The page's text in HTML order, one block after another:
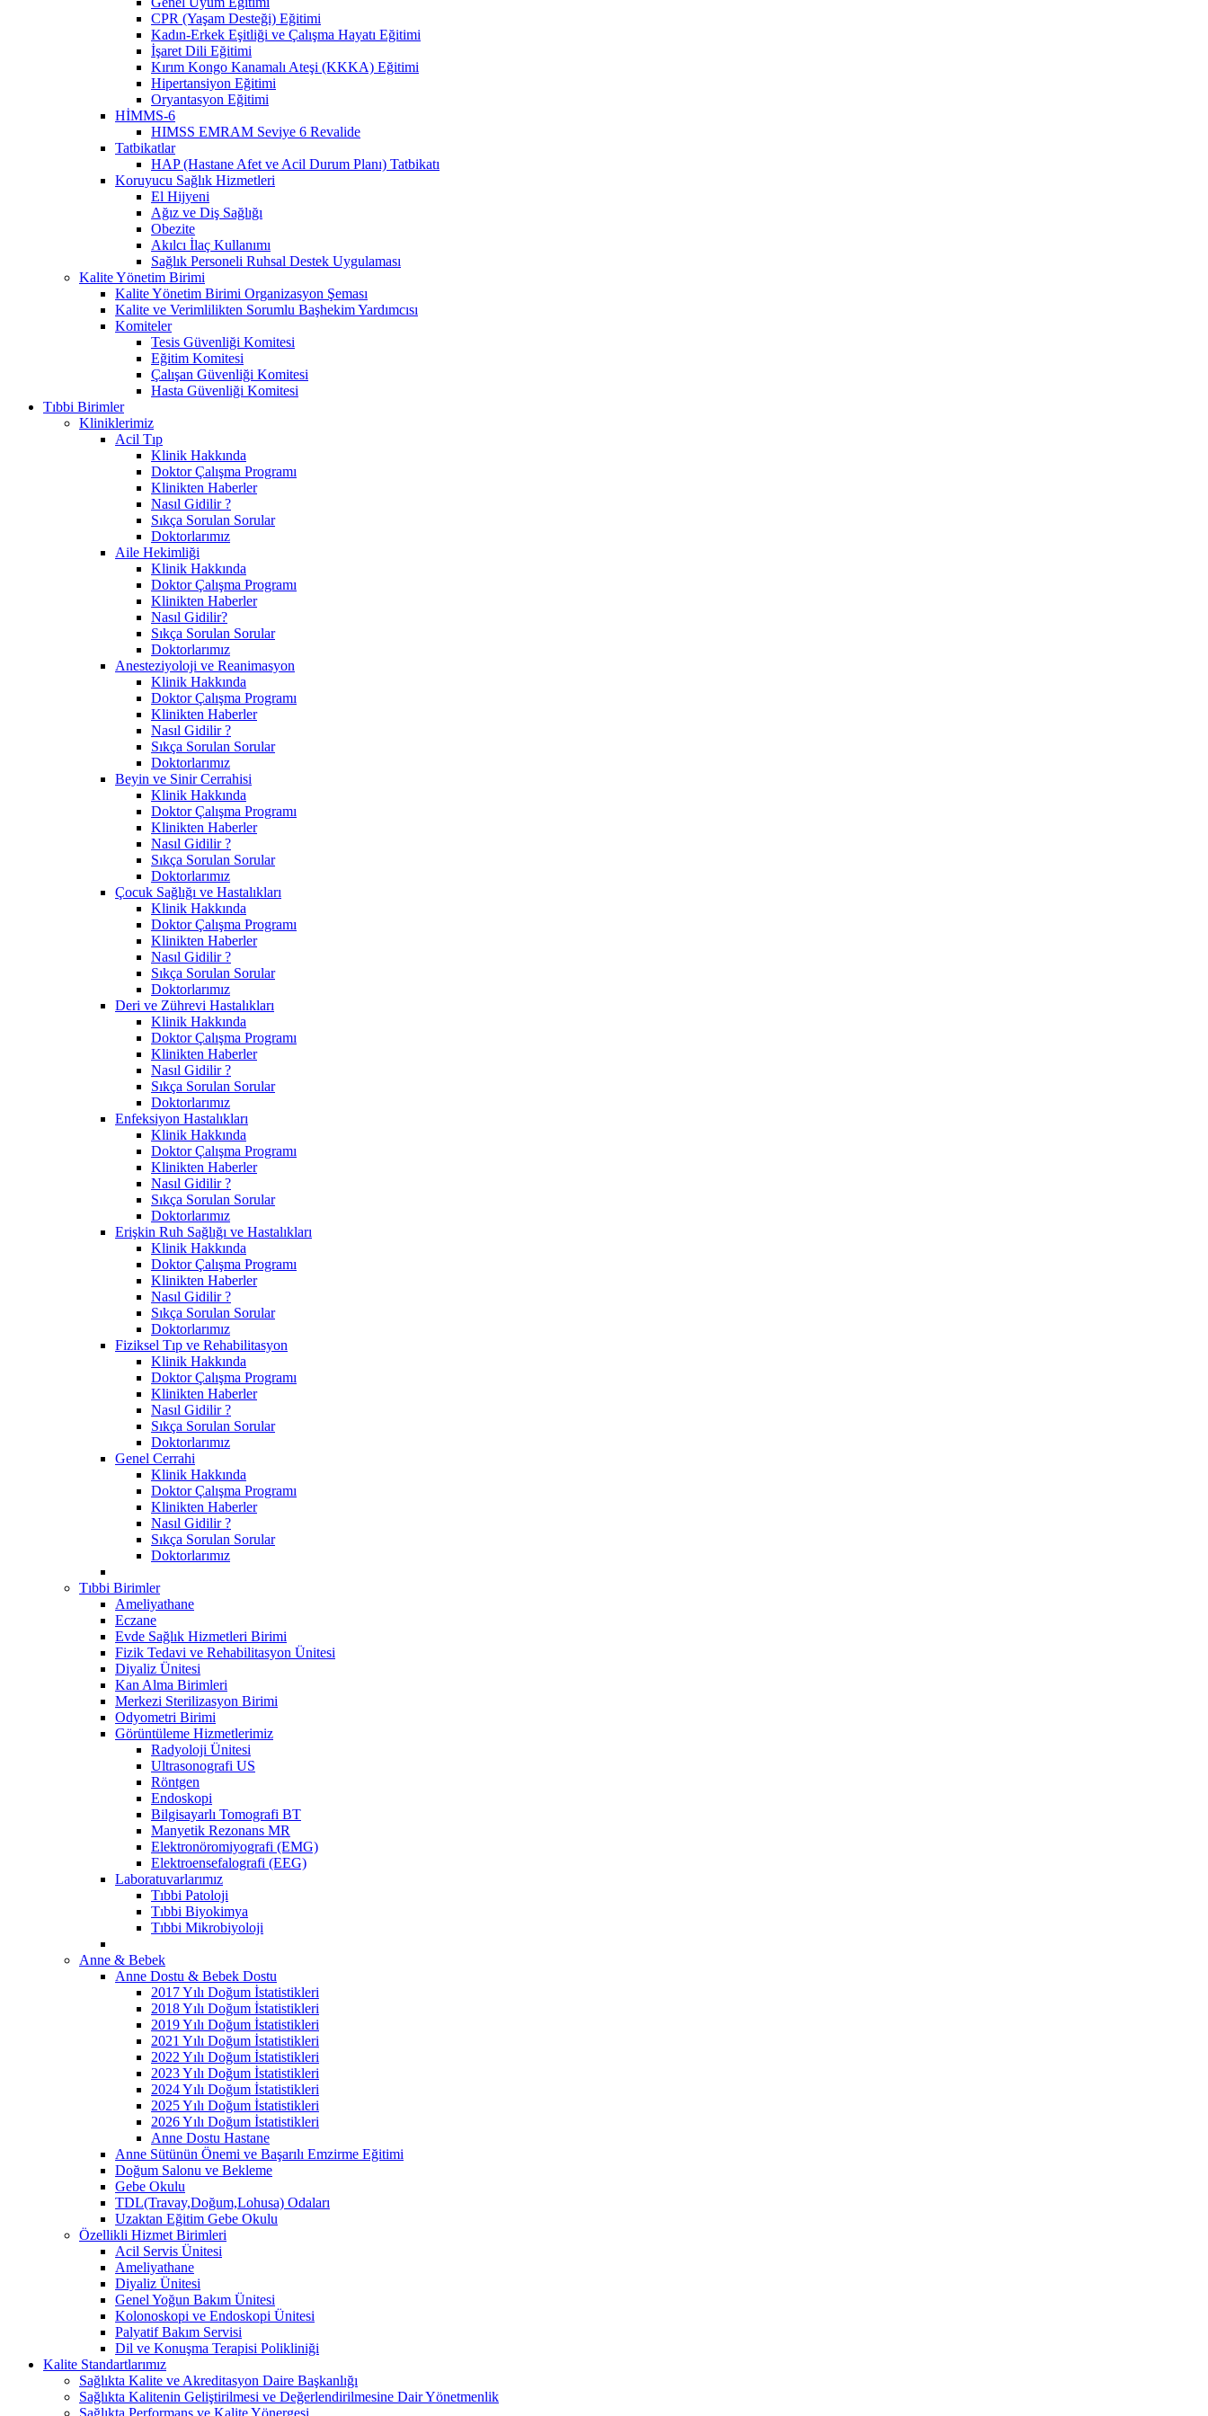
CPR (Yaşam Desteği) Eğitimi
Kadın-Erkek Eşitliği ve Çalışma Hayatı Eğitimi
İşaret Dili Eğitimi
Kırım Kongo Kanamalı Ateşi (KKKA) Eğitimi
Hipertansiyon Eğitimi
Oryantasyon Eğitimi
HİMMS-6
HIMSS EMRAM Seviye 6 Revalide
Tatbikatlar
HAP (Hastane Afet ve Acil Durum Planı) Tatbikatı
Koruyucu Sağlık Hizmetleri
El Hijyeni
Ağız ve Diş Sağlığı
Obezite
Akılcı İlaç Kullanımı
Sağlık Personeli Ruhsal Destek Uygulaması
Kalite Yönetim Birimi
Kalite Yönetim Birimi Organizasyon Şeması
Kalite ve Verimlilikten Sorumlu Başhekim Yardımcısı
Komiteler
Tesis Güvenliği Komitesi
Eğitim Komitesi
Çalışan Güvenliği Komitesi
Hasta Güvenliği Komitesi
Tıbbi Birimler
Kliniklerimiz
Acil Tıp
Klinik Hakkında
Doktor Çalışma Programı
Klinikten Haberler
Nasıl Gidilir ?
Sıkça Sorulan Sorular
Doktorlarımız
Aile Hekimliği
Klinik Hakkında
Doktor Çalışma Programı
Klinikten Haberler
Nasıl Gidilir?
Sıkça Sorulan Sorular
Doktorlarımız
Anesteziyoloji ve Reanimasyon
Klinik Hakkında
Doktor Çalışma Programı
Klinikten Haberler
Nasıl Gidilir ?
Sıkça Sorulan Sorular
Doktorlarımız
Beyin ve Sinir Cerrahisi
Klinik Hakkında
Doktor Çalışma Programı
Klinikten Haberler
Nasıl Gidilir ?
Sıkça Sorulan Sorular
Doktorlarımız
Çocuk Sağlığı ve Hastalıkları
Klinik Hakkında
Doktor Çalışma Programı
Klinikten Haberler
Nasıl Gidilir ?
Sıkça Sorulan Sorular
Doktorlarımız
Deri ve Zührevi Hastalıkları
Klinik Hakkında
Doktor Çalışma Programı
Klinikten Haberler
Nasıl Gidilir ?
Sıkça Sorulan Sorular
Doktorlarımız
Enfeksiyon Hastalıkları
Klinik Hakkında
Doktor Çalışma Programı
Klinikten Haberler
Nasıl Gidilir ?
Sıkça Sorulan Sorular
Doktorlarımız
Erişkin Ruh Sağlığı ve Hastalıkları
Klinik Hakkında
Doktor Çalışma Programı
Klinikten Haberler
Nasıl Gidilir ?
Sıkça Sorulan Sorular
Doktorlarımız
Fiziksel Tıp ve Rehabilitasyon
Klinik Hakkında
Doktor Çalışma Programı
Klinikten Haberler
Nasıl Gidilir ?
Sıkça Sorulan Sorular
Doktorlarımız
Genel Cerrahi
Klinik Hakkında
Doktor Çalışma Programı
Klinikten Haberler
Nasıl Gidilir ?
Sıkça Sorulan Sorular
Doktorlarımız
Tıbbi Birimler
Ameliyathane
Eczane
Evde Sağlık Hizmetleri Birimi
Fizik Tedavi ve Rehabilitasyon Ünitesi
Diyaliz Ünitesi
Kan Alma Birimleri
Merkezi Sterilizasyon Birimi
Odyometri Birimi
Görüntüleme Hizmetlerimiz
Radyoloji Ünitesi
Ultrasonografi US
Röntgen
Endoskopi
Bilgisayarlı Tomografi BT
Manyetik Rezonans MR
Elektronöromiyografi (EMG)
Elektroensefalografi (EEG)
Laboratuvarlarımız
Tıbbi Patoloji
Tıbbi Biyokimya
Tıbbi Mikrobiyoloji
Anne & Bebek
Anne Dostu & Bebek Dostu
2017 Yılı Doğum İstatistikleri
2018 Yılı Doğum İstatistikleri
2019 Yılı Doğum İstatistikleri
2021 Yılı Doğum İstatistikleri
2022 Yılı Doğum İstatistikleri
2023 Yılı Doğum İstatistikleri
2024 Yılı Doğum İstatistikleri
2025 Yılı Doğum İstatistikleri
2026 Yılı Doğum İstatistikleri
Anne Dostu Hastane
Anne Sütünün Önemi ve Başarılı Emzirme Eğitimi
Doğum Salonu ve Bekleme
Gebe Okulu
TDL(Travay,Doğum,Lohusa) Odaları
Uzaktan Eğitim Gebe Okulu
Özellikli Hizmet Birimleri
Acil Servis Ünitesi
Ameliyathane
Diyaliz Ünitesi
Genel Yoğun Bakım Ünitesi
Kolonoskopi ve Endoskopi Ünitesi
Palyatif Bakım Servisi
Dil ve Konuşma Terapisi Polikliniği
Kalite Standartlarımız
Sağlıkta Kalite ve Akreditasyon Daire Başkanlığı
Sağlıkta Kalitenin Geliştirilmesi ve Değerlendirilmesine Dair Yönetmenlik
Sağlıkta Performans ve Kalite Yönergesi